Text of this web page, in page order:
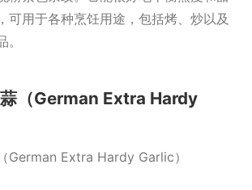
可用于各种烹饪用途，包括烤、炒以及
（German Extra Hardy